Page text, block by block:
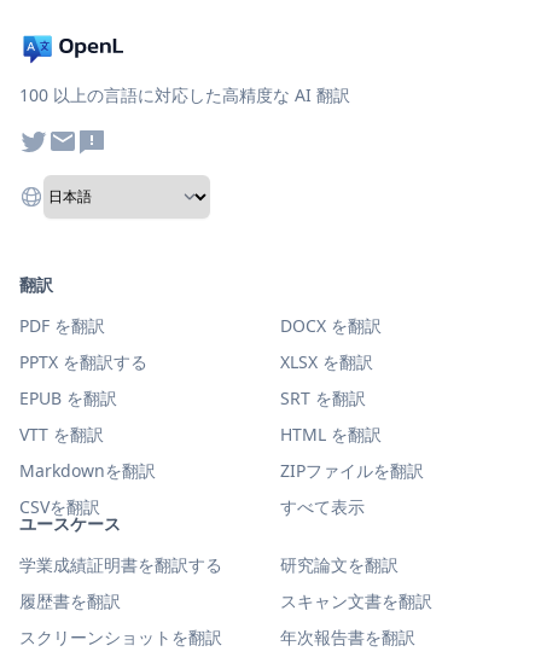
100 以上の言語に対応した高精度な AI 翻訳
ユースケース
学業成績証明書を翻訳する
研究論文を翻訳
履歴書を翻訳
スキャン文書を翻訳
スクリーンショットを翻訳
年次報告書を翻訳
翻訳
PDF を翻訳
DOCX を翻訳
PPTX を翻訳する
XLSX を翻訳
EPUB を翻訳
SRT を翻訳
VTT を翻訳
HTML を翻訳
Markdownを翻訳
ZIPファイルを翻訳
CSVを翻訳
すべて表示